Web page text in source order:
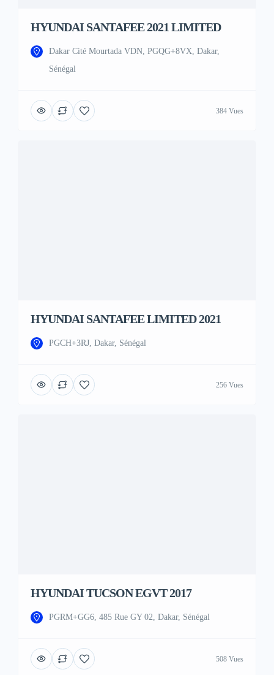
HYUNDAI SANTAFEE 2021 LIMITED
Dakar Cité Mourtada VDN, PGQG+8VX, Dakar,
Sénégal
384 Vues
HYUNDAI SANTAFEE LIMITED 2021
PGCH+3RJ, Dakar, Sénégal
256 Vues
HYUNDAI TUCSON EGVT 2017
PGRM+GG6, 485 Rue GY 02, Dakar, Sénégal
508 Vues